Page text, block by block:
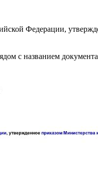
Федерации,
с названием